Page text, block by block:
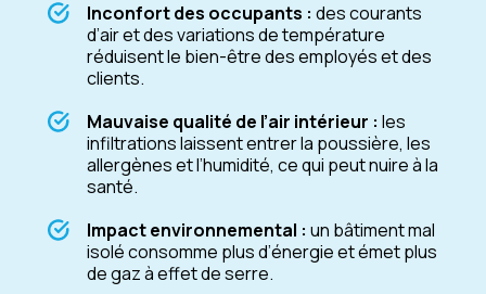
Inconfort des occupants : des courants
d’air et des variations de température
réduisent le bien-être des employés et des
clients.
Mauvaise qualité de l’air intérieur : les
infiltrations laissent entrer la poussière, les
allergènes et l’humidité, ce qui peut nuire à la
santé.
Impact environnemental : un bâtiment mal
isolé consomme plus d’énergie et émet plus
de gaz à effet de serre.